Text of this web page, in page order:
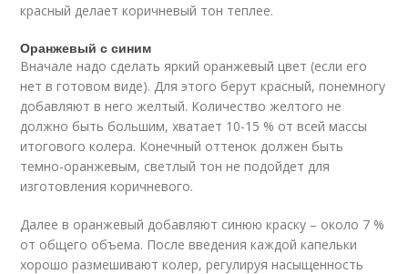
красный делает коричневый тон теплее.
Оранжевый с синим
Вначале надо сделать яркий оранжевый цвет (если его
нет в готовом виде). Для этого берут красный, понемногу
добавляют в него желтый. Количество желтого не
должно быть большим, хватает 10-15 % от всей массы
итогового колера. Конечный оттенок должен быть
темно-оранжевым, светлый тон не подойдет для
изготовления коричневого.
Далее в оранжевый добавляют синюю краску – около 7 %
от общего объема. После введения каждой капельки
хорошо размешивают колер, регулируя насыщенность